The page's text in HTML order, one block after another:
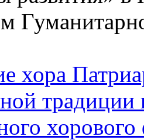
хора
хорового